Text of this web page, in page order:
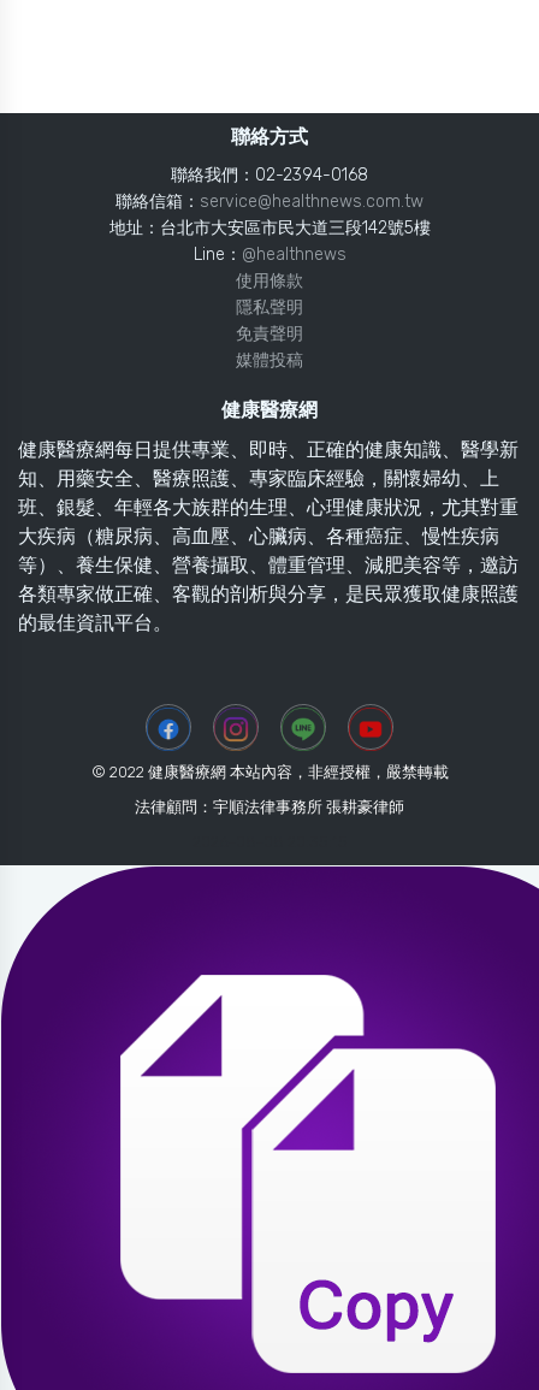
聯絡方式
聯絡我們：02-2394-0168
聯絡信箱： service@healthnews.com.tw
地址：台北市大安區市民大道三段142號5樓
Line： @healthnews
使用條款
隱私聲明
免責聲明
媒體投稿
健康醫療網
健康醫療網每日提供專業、即時、正確的健康知識、醫學新
知、用藥安全、醫療照護、專家臨床經驗，關懷婦幼、上
班、銀髮、年輕各大族群的生理、心理健康狀況，尤其對重
大疾病（糖尿病、高血壓、心臟病、各種癌症、慢性疾病
等）、養生保健、營養攝取、體重管理、減肥美容等，邀訪
各類專家做正確、客觀的剖析與分享，是民眾獲取健康照護
的最佳資訊平台。
© 2022 健康醫療網 本站內容，非經授權，嚴禁轉載
法律顧問：宇順法律事務所 張耕豪律師